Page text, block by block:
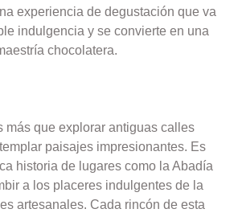
experiencia de degustación que va
indulgencia y se convierte en una
chocolatera.
más que explorar antiguas calles
paisajes impresionantes. Es
historia de lugares como la Abadía
a los placeres indulgentes de la
artesanales. Cada rincón de esta